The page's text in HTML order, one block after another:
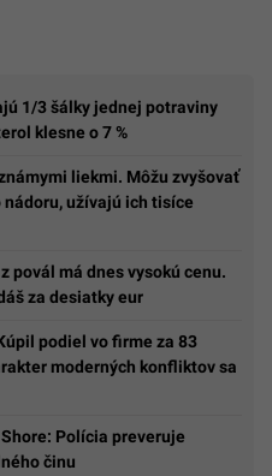
1/3 šálky jednej potraviny
klesne o 7 %
liekmi. Môžu zvyšovať
užívajú ich tisíce
povál má dnes vysokú cenu.
za desiatky eur
podiel vo firme za 83
moderných konfliktov sa
Polícia preveruje
činu